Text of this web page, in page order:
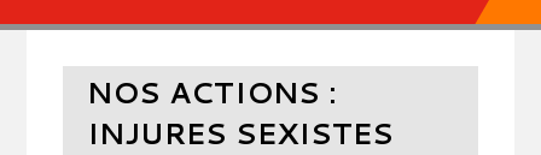
NOS ACTIONS :
INJURES SEXISTES